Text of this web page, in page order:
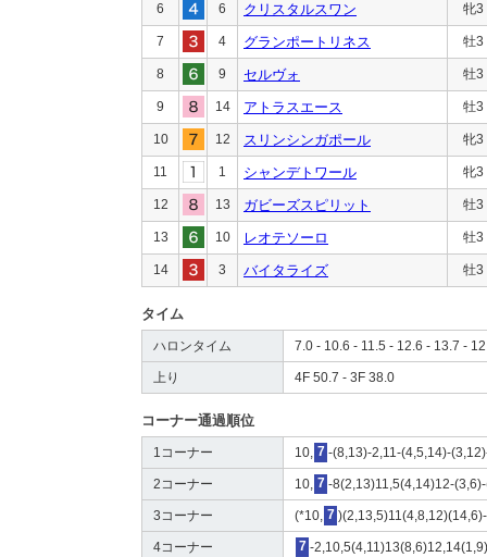
6 6 クリスタルスワン 牝3
7 4 グランポートリネス 牡3
8 9 セルヴォ 牡3
9 14 アトラスエース 牡3
10 12 スリンシンガポール 牝3
11 1 シャンデトワール 牝3
12 13 ガビーズスピリット 牡3
13 10 レオテソーロ 牡3
14 3 バイタライズ 牡3
タイム
ハロンタイム 7.0 - 10.6 - 11.5 - 12.6 - 13.7 -
上り 4F 50.7 - 3F 38.0
コーナー通過順位
1コーナー 10, 7 -(8,13)-2,11-(4,5,14)-
2コーナー 10, 7 -8(2,13)11,5(4,14)12-
3コーナー (*10, 7
4コーナー 7 -